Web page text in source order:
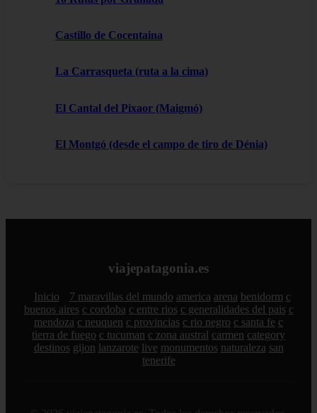
Castillo de Cocentaina
La Carrasqueta (ruta a la cima)
El Cantal del Pixaor (Maigmó)
El Montgó (desde el campo de tiro de Dénia)
viajepatagonia.es
Inicio 7 maravillas del mundo america arena benidorm c
buenos aires c cordoba c entre rios c generalidades del pais c
mendoza c neuquen c provincias c rio negro c santa fe c
tierra de fuego c tucuman c zona austral carmen category
destinos gijon lanzarote live monumentos naturaleza san
tenerife